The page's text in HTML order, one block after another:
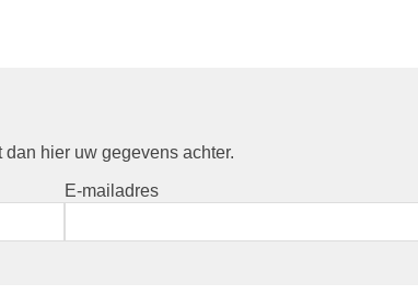
hier uw gegevens achter.
E-mailadres